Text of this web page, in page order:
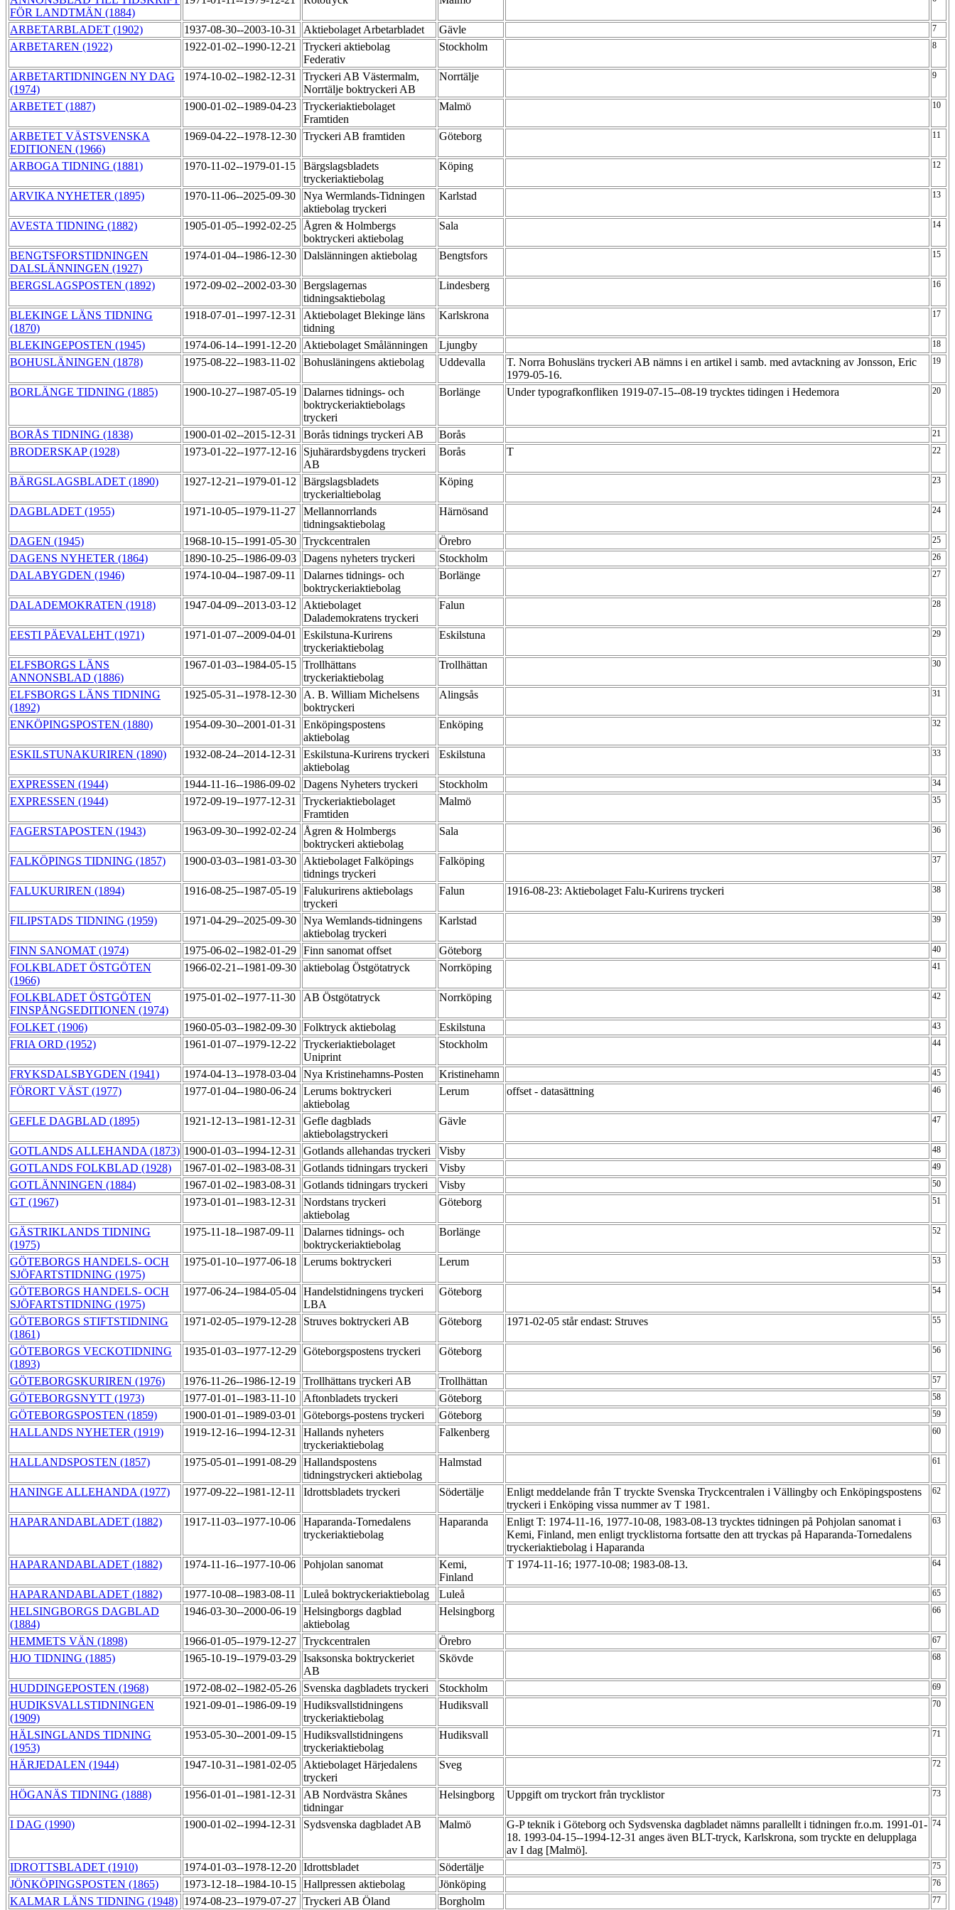
FÖR LANDTMÄN (1884)
ARBETARBLADET (1902) 1937-08-30--2003-10-31 Aktiebolaget Arbetarbladet Gävle 7
ARBETAREN (1922) 1922-01-02--1990-12-21
Tryckeri aktiebolag
Federativ
Stockholm 8
ARBETARTIDNINGEN NY DAG
(1974)
1974-10-02--1982-12-31
Tryckeri AB Västermalm,
Norrtälje boktryckeri AB
Norrtälje 9
ARBETET (1887) 1900-01-02--1989-04-23 Tryckeriaktiebolaget
Framtiden
Malmö 10
ARBETET VÄSTSVENSKA
EDITIONEN (1966)
1969-04-22--1978-12-30 Tryckeri AB framtiden Göteborg 11
ARBOGA TIDNING (1881) 1970-11-02--1979-01-15
Bärgslagsbladets
tryckeriaktiebolag
Köping 12
ARVIKA NYHETER (1895) 1970-11-06--2025-09-30
Nya Wermlands-Tidningen
aktiebolag tryckeri
Karlstad 13
AVESTA TIDNING (1882) 1905-01-05--1992-02-25
Ågren & Holmbergs
boktryckeri aktiebolag
Sala 14
BENGTSFORSTIDNINGEN
DALSLÄNNINGEN (1927)
1974-01-04--1986-12-30 Dalslänningen aktiebolag Bengtsfors 15
BERGSLAGSPOSTEN (1892) 1972-09-02--2002-03-30 Bergslagernas
tidningsaktiebolag
Lindesberg 16
BLEKINGE LÄNS TIDNING
(1870)
1918-07-01--1997-12-31
Aktiebolaget Blekinge läns
tidning
Karlskrona 17
BLEKINGEPOSTEN (1945) 1974-06-14--1991-12-20 Aktiebolaget Smålänningen Ljungby 18
BOHUSLÄNINGEN (1878) 1975-08-22--1983-11-02 Bohusläningens aktiebolag Uddevalla
T. Norra Bohusläns tryckeri AB nämns i en artikel i samb. med avtackning av Jonsson, Eric
1979-05-16.
19
BORLÄNGE TIDNING (1885) 1900-10-27--1987-05-19 Dalarnes tidnings- och
boktryckeriaktiebolags
tryckeri
Borlänge Under typografkonfliken 1919-07-15--08-19 trycktes tidingen i Hedemora 20
BORÅS TIDNING (1838) 1900-01-02--2015-12-31 Borås tidnings tryckeri AB Borås 21
BRODERSKAP (1928) 1973-01-22--1977-12-16
Sjuhärardsbygdens tryckeri
AB
Borås T 22
BÄRGSLAGSBLADET (1890) 1927-12-21--1979-01-12
Bärgslagsbladets
tryckerialtiebolag
Köping 23
DAGBLADET (1955) 1971-10-05--1979-11-27
Mellannorrlands
tidningsaktiebolag
Härnösand 24
DAGEN (1945) 1968-10-15--1991-05-30 Tryckcentralen Örebro 25
DAGENS NYHETER (1864) 1890-10-25--1986-09-03 Dagens nyheters tryckeri Stockholm 26
DALABYGDEN (1946) 1974-10-04--1987-09-11
Dalarnes tidnings- och
boktryckeriaktiebolag
Borlänge 27
DALADEMOKRATEN (1918) 1947-04-09--2013-03-12
Aktiebolaget
Dalademokratens tryckeri
Falun 28
EESTI PÄEVALEHT (1971) 1971-01-07--2009-04-01
Eskilstuna-Kurirens
tryckeriaktiebolag
Eskilstuna 29
ELFSBORGS LÄNS
ANNONSBLAD (1886)
1967-01-03--1984-05-15 Trollhättans
tryckeriaktiebolag
Trollhättan 30
ELFSBORGS LÄNS TIDNING
(1892)
1925-05-31--1978-12-30
A. B. William Michelsens
boktryckeri
Alingsås 31
ENKÖPINGSPOSTEN (1880) 1954-09-30--2001-01-31
Enköpingspostens
aktiebolag
Enköping 32
ESKILSTUNAKURIREN (1890) 1932-08-24--2014-12-31
Eskilstuna-Kurirens tryckeri
aktiebolag
Eskilstuna 33
EXPRESSEN (1944) 1944-11-16--1986-09-02 Dagens Nyheters tryckeri Stockholm 34
EXPRESSEN (1944) 1972-09-19--1977-12-31
Tryckeriaktiebolaget
Framtiden
Malmö 35
FAGERSTAPOSTEN (1943) 1963-09-30--1992-02-24
Ågren & Holmbergs
boktryckeri aktiebolag
Sala 36
FALKÖPINGS TIDNING (1857) 1900-03-03--1981-03-30
Aktiebolaget Falköpings
tidnings tryckeri
Falköping 37
FALUKURIREN (1894) 1916-08-25--1987-05-19 Falukurirens aktiebolags
tryckeri
Falun 1916-08-23: Aktiebolaget Falu-Kurirens tryckeri 38
FILIPSTADS TIDNING (1959) 1971-04-29--2025-09-30 Nya Wemlands-tidningens
aktiebolag tryckeri
Karlstad 39
FINN SANOMAT (1974) 1975-06-02--1982-01-29 Finn sanomat offset Göteborg 40
FOLKBLADET ÖSTGÖTEN
(1966)
1966-02-21--1981-09-30 aktiebolag Östgötatryck Norrköping 41
FOLKBLADET ÖSTGÖTEN
FINSPÅNGSEDITIONEN (1974)
1975-01-02--1977-11-30 AB Östgötatryck Norrköping 42
FOLKET (1906) 1960-05-03--1982-09-30 Folktryck aktiebolag Eskilstuna 43
FRIA ORD (1952) 1961-01-07--1979-12-22
Tryckeriaktiebolaget
Uniprint
Stockholm 44
FRYKSDALSBYGDEN (1941) 1974-04-13--1978-03-04 Nya Kristinehamns-Posten Kristinehamn 45
FÖRORT VÄST (1977) 1977-01-04--1980-06-24 Lerums boktryckeri
aktiebolag
Lerum offset - datasättning 46
GEFLE DAGBLAD (1895) 1921-12-13--1981-12-31
Gefle dagblads
aktiebolagstryckeri
Gävle 47
GOTLANDS ALLEHANDA (1873) 1900-01-03--1994-12-31 Gotlands allehandas tryckeri Visby 48
GOTLANDS FOLKBLAD (1928) 1967-01-02--1983-08-31 Gotlands tidningars tryckeri Visby 49
GOTLÄNNINGEN (1884) 1967-01-02--1983-08-31 Gotlands tidningars tryckeri Visby 50
GT (1967) 1973-01-01--1983-12-31
Nordstans tryckeri
aktiebolag
Göteborg 51
GÄSTRIKLANDS TIDNING
(1975)
1975-11-18--1987-09-11
Dalarnes tidnings- och
boktryckeriaktiebolag
Borlänge 52
GÖTEBORGS HANDELS- OCH
SJÖFARTSTIDNING (1975)
1975-01-10--1977-06-18 Lerums boktryckeri Lerum 53
GÖTEBORGS HANDELS- OCH
SJÖFARTSTIDNING (1975)
1977-06-24--1984-05-04 Handelstidningens tryckeri
LBA
Göteborg 54
GÖTEBORGS STIFTSTIDNING
(1861)
1971-02-05--1979-12-28 Struves boktryckeri AB Göteborg 1971-02-05 står endast: Struves 55
GÖTEBORGS VECKOTIDNING
(1893)
1935-01-03--1977-12-29 Göteborgspostens tryckeri Göteborg 56
GÖTEBORGSKURIREN (1976) 1976-11-26--1986-12-19 Trollhättans tryckeri AB Trollhättan 57
GÖTEBORGSNYTT (1973) 1977-01-01--1983-11-10 Aftonbladets tryckeri Göteborg 58
GÖTEBORGSPOSTEN (1859) 1900-01-01--1989-03-01 Göteborgs-postens tryckeri Göteborg 59
HALLANDS NYHETER (1919) 1919-12-16--1994-12-31
Hallands nyheters
tryckeriaktiebolag
Falkenberg 60
HALLANDSPOSTEN (1857) 1975-05-01--1991-08-29 Hallandspostens
tidningstryckeri aktiebolag
Halmstad 61
HANINGE ALLEHANDA (1977) 1977-09-22--1981-12-11 Idrottsbladets tryckeri Södertälje
Enligt meddelande från T tryckte Svenska Tryckcentralen i Vällingby och Enköpingspostens
tryckeri i Enköping vissa nummer av T 1981.
62
HAPARANDABLADET (1882) 1917-11-03--1977-10-06
Haparanda-Tornedalens
tryckeriaktiebolag
Haparanda
Enligt T: 1974-11-16, 1977-10-08, 1983-08-13 trycktes tidningen på Pohjolan sanomat i
Kemi, Finland, men enligt trycklistorna fortsatte den att tryckas på Haparanda-Tornedalens
tryckeriaktiebolag i Haparanda
63
HAPARANDABLADET (1882) 1974-11-16--1977-10-06 Pohjolan sanomat
Kemi,
Finland
T 1974-11-16; 1977-10-08; 1983-08-13. 64
HAPARANDABLADET (1882) 1977-10-08--1983-08-11 Luleå boktryckeriaktiebolag Luleå 65
HELSINGBORGS DAGBLAD
(1884)
1946-03-30--2000-06-19 Helsingborgs dagblad
aktiebolag
Helsingborg 66
HEMMETS VÄN (1898) 1966-01-05--1979-12-27 Tryckcentralen Örebro 67
HJO TIDNING (1885) 1965-10-19--1979-03-29 Isaksonska boktryckeriet
AB
Skövde 68
HUDDINGEPOSTEN (1968) 1972-08-02--1982-05-26 Svenska dagbladets tryckeri Stockholm 69
HUDIKSVALLSTIDNINGEN
(1909)
1921-09-01--1986-09-19 Hudiksvallstidningens
tryckeriaktiebolag
Hudiksvall 70
HÄLSINGLANDS TIDNING
(1953)
1953-05-30--2001-09-15 Hudiksvallstidningens
tryckeriaktiebolag
Hudiksvall 71
HÄRJEDALEN (1944) 1947-10-31--1981-02-05
Aktiebolaget Härjedalens
tryckeri
Sveg 72
HÖGANÄS TIDNING (1888) 1956-01-01--1981-12-31
AB Nordvästra Skånes
tidningar
Helsingborg Uppgift om tryckort från trycklistor 73
I DAG (1990) 1900-01-02--1994-12-31 Sydsvenska dagbladet AB Malmö
G-P teknik i Göteborg och Sydsvenska dagbladet nämns parallellt i tidningen fr.o.m. 1991-01-
18. 1993-04-15--1994-12-31 anges även BLT-tryck, Karlskrona, som tryckte en delupplaga
av I dag [Malmö].
74
IDROTTSBLADET (1910) 1974-01-03--1978-12-20 Idrottsbladet Södertälje 75
JÖNKÖPINGSPOSTEN (1865) 1973-12-18--1984-10-15 Hallpressen aktiebolag Jönköping 76
KALMAR LÄNS TIDNING (1948) 1974-08-23--1979-07-27 Tryckeri AB Öland Borgholm 77